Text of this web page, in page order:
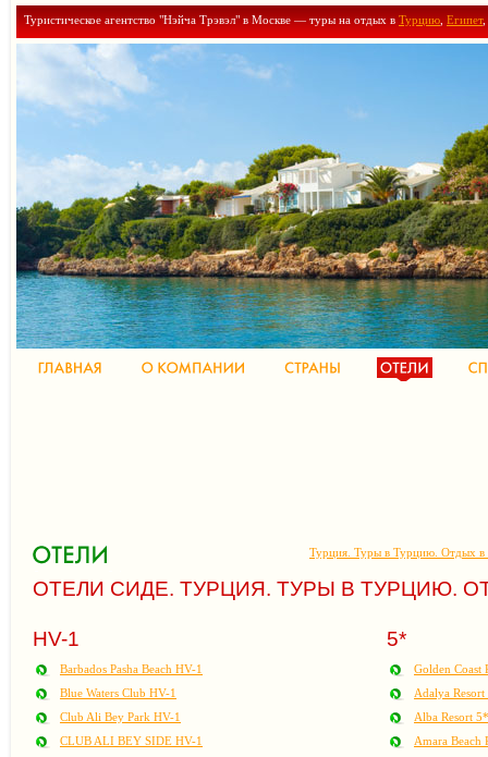
Туристическое агентство "Нэйча Трэвэл" в Москве — туры на отдых в Турцию Египет,
Турция. Туры в Турцию. Отдых в
ОТЕЛИ СИДЕ. ТУРЦИЯ. ТУРЫ В ТУРЦИЮ.
HV-1
Barbados Pasha Beach HV-1
Blue Waters Club HV-1
Club Ali Bey Park HV-1
CLUB ALI BEY SIDE HV-1
5*
Golden Coast
Adalya
Alba Resort 5*
Amara Beach